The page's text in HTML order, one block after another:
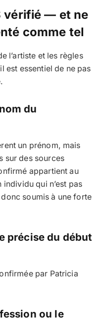
vérifié — et ne
comme tel
l’artiste et les règles
est essentiel de ne pas
du
un prénom, mais
sur des sources
appartient au
individu qui n’est pas
soumis à une forte
précise du début
par Patricia
ou le